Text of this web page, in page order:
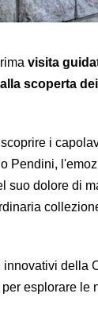
visita
alla scoperta
i
Pendini,
suo dolore di
della
esplorare le